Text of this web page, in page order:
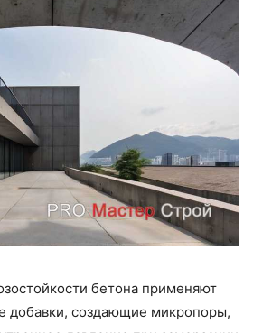
бетона применяют
добавки, создающие микропоры,